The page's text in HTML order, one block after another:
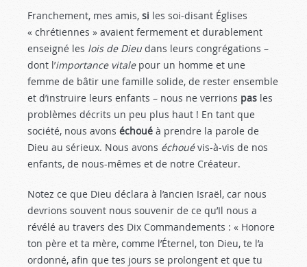
Franchement, mes amis, si les soi-disant Églises
« chrétiennes » avaient fermement et durablement
enseigné les lois de Dieudans leurs congrégations –
dont l’importance vitalepour un homme et une
femme de bâtir une famille solide, de rester ensemble
et d’instruire leurs enfants – nous ne verrions pas les
problèmes décrits un peu plus haut ! En tant que
société, nous avons échoué à prendre la parole de
Dieu au sérieux. Nous avons échouévis-à-vis de nos
enfants, de nous-mêmes et de notre Créateur.
Notez ce que Dieu déclara à l’ancien Israël, car nous
devrions souvent nous souvenir de ce qu’Il nous a
révélé au travers des Dix Commandements : « Honore
ton père et ta mère, comme l’Éternel, ton Dieu, te l’a
ordonné, afin que tes jours se prolongent et que tu